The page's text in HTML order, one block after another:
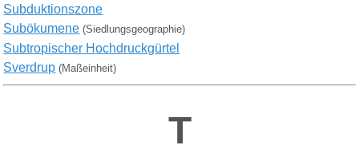
Subduktionszone
Subökumene (Siedlungsgeographie)
Subtropischer Hochdruckgürtel
Sverdrup (Maßeinheit)
T